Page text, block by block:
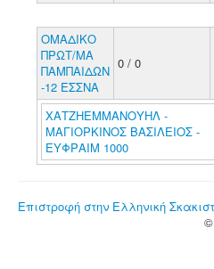
ΟΜΑΔΙΚΟ
ΠΡΩΤ/ΜΑ
ΠΑΜΠΑΙΔΩΝ
-12 ΕΣΣΝΑ
0 / 0
ΧΑΤΖΗΕΜΜΑΝΟΥΗΛ -
ΜΑΓΙΟΡΚΙΝΟΣ ΒΑΣΙΛΕΙΟΣ -
ΕΥΦΡΑΙΜ 1000
Επιστροφή στην Ελληνική
©